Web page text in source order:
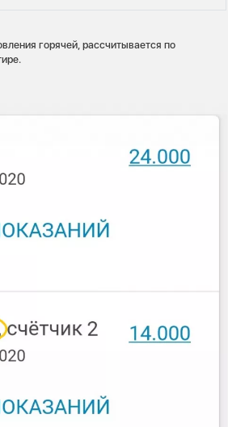
горячей, рассчитывается по